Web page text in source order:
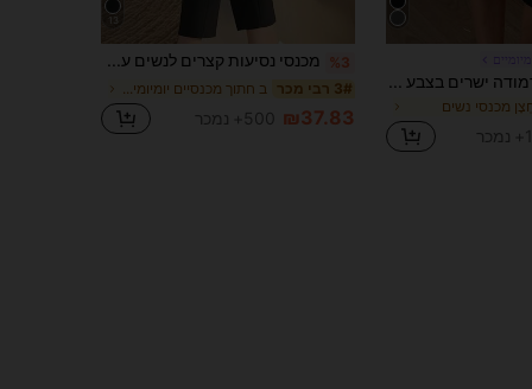
DAZY מכנסי ברמודה ישרים בצבע אחיד לנשים, קז'ואל ואלגנטי, אביב/קיץ
מכנסי נשים
%3 מכנסי נסיעות קצרים לנשים עם מותניים צמודים וגזרה צרה, בד סרוג, עם רוכסן וכיסים, אלסטיות בינונית, שחור
3# רבי מכר
₪37.83 500+ נמכר